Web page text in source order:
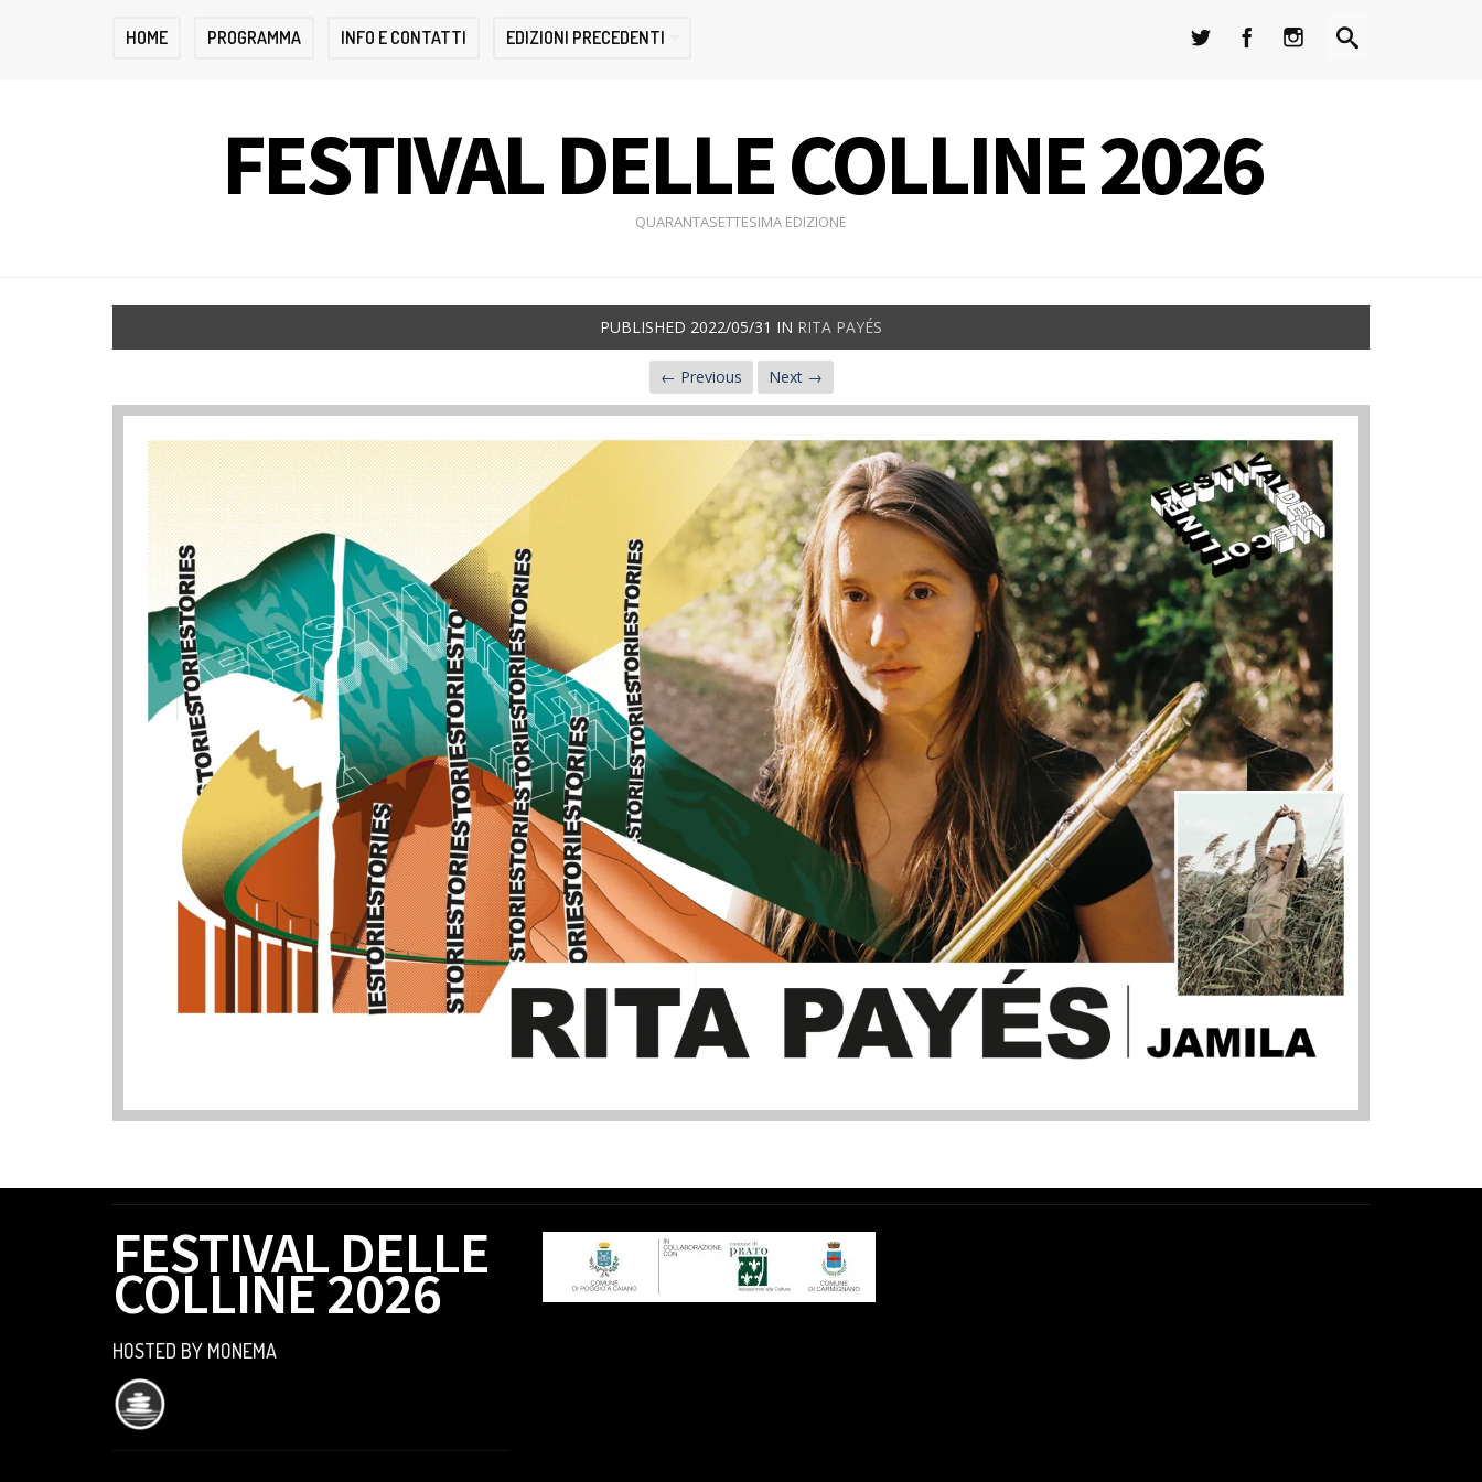
HOME PROGRAMMA INFO E CONTATTI EDIZIONI PRECEDENTI
FESTIVAL DELLE COLLINE 2026
QUARANTASETTESIMA EDIZIONE
PUBLISHED 2022/05/31 IN RITA PAYÉS
← Previous Next →
FESTIVAL DELLE
COLLINE 2026
HOSTED BY MONEMA